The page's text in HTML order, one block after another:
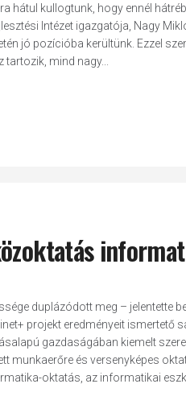
kullogtunk, hogy ennél
Intézet igazgatója, Nagy
jó pozícióba kerültünk. Ezzel
mind nagy...
duplázódott meg – jelentette
projekt eredményeit ismertető
gazdaságában kiemelt
munkaerőre és versenyképes
oktatás, az informatikai